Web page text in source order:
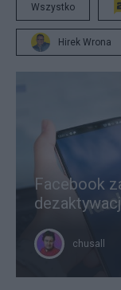
Wszystko
Hirek Wrona
Facebook
chusall